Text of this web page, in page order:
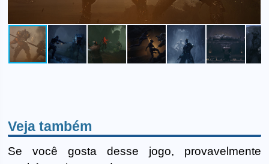
Veja também
Se você gosta desse jogo, provavelmente